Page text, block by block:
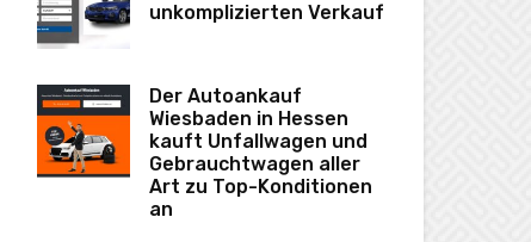
unkomplizierten Verkauf
Der Autoankauf
Wiesbaden in Hessen
kauft Unfallwagen und
Gebrauchtwagen aller
Art zu Top-Konditionen
an